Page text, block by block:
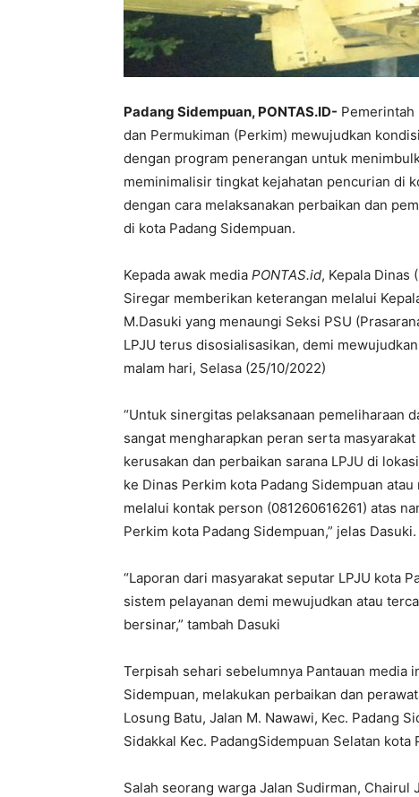
Padang Sidempuan, PONTAS.ID- Pemerintah
dan Permukiman (Perkim) mewujudkan
dengan program penerangan untuk
meminimalisir tingkat kejahatan pencurian di
dengan cara melaksanakan perbaikan dan
di kota Padang Sidempuan.
Kepada awak media PONTAS.id, Kepala Dinas
Siregar memberikan keterangan melalui
M.Dasuki yang menaungi Seksi PSU
LPJU terus disosialisasikan, demi
malam hari, Selasa (25/10/2022)
“Untuk sinergitas pelaksanaan pemeliharaan
sangat mengharapkan peran serta
kerusakan dan perbaikan sarana LPJU di
ke Dinas Perkim kota Padang Sidempuan
melalui kontak person (081260616261) atas
Perkim kota Padang Sidempuan,” jelas Dasuki.
“Laporan dari masyarakat seputar LPJU kota
sistem pelayanan demi mewujudkan atau
bersinar,” tambah Dasuki
Terpisah sehari sebelumnya Pantauan media
Sidempuan, melakukan perbaikan dan
Losung Batu, Jalan M. Nawawi, Kec. Padang
Sidakkal Kec. PadangSidempuan Selatan
Salah seorang warga Jalan Sudirman,